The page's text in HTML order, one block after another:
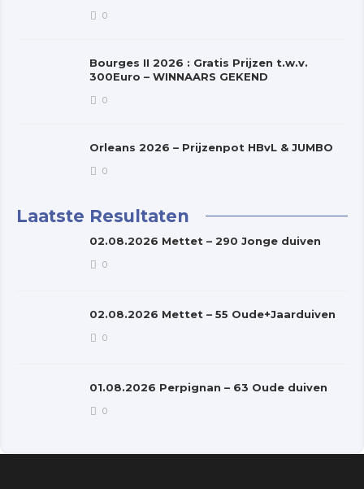
0
Bourges II 2026 : Gratis Prijzen t.w.v.
300Euro – WINNAARS GEKEND
0
Orleans 2026 – Prijzenpot HBvL & JUMBO
0
Laatste Resultaten
02.08.2026 Mettet – 290 Jonge duiven
0
02.08.2026 Mettet – 55 Oude+Jaarduiven
0
01.08.2026 Perpignan – 63 Oude duiven
0